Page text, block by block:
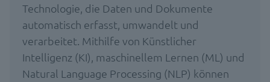
Technologie, die Daten und Dokumente
automatisch erfasst, umwandelt und
verarbeitet. Mithilfe von Künstlicher
Intelligenz (KI), maschinellem Lernen (ML) und
Natural Language Processing (NLP) können